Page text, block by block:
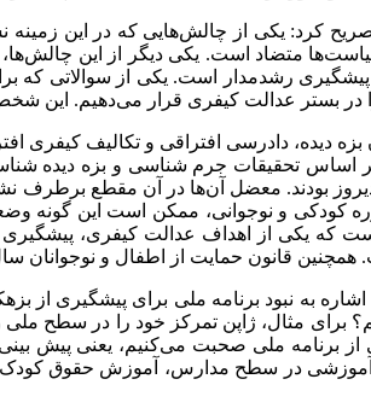
کرد: یکی از چالش‌هایی که در این
متضاد است. یکی دیگر از این
در بستر عدالت کیفری قرار می‌دهیم. این
بزه دیده، دادرسی افتراقی و تکالیف
تحقیقات جرم شناسی و بزه دیده
دیروز بودند. معضل آن‌ها در آن مقطع برطرف
حمایت از اطفال و نوجوانان سال ۱۳۹۹ که گویای این مسئله
به نبود برنامه ملی برای پیشگیری از
برای مثال، ژاپن تمرکز خود را در سطح
از برنامه ملی صحبت می‌کنیم، یعنی پیش
آموزشی در سطح مدارس، آموزش حقوق کودک